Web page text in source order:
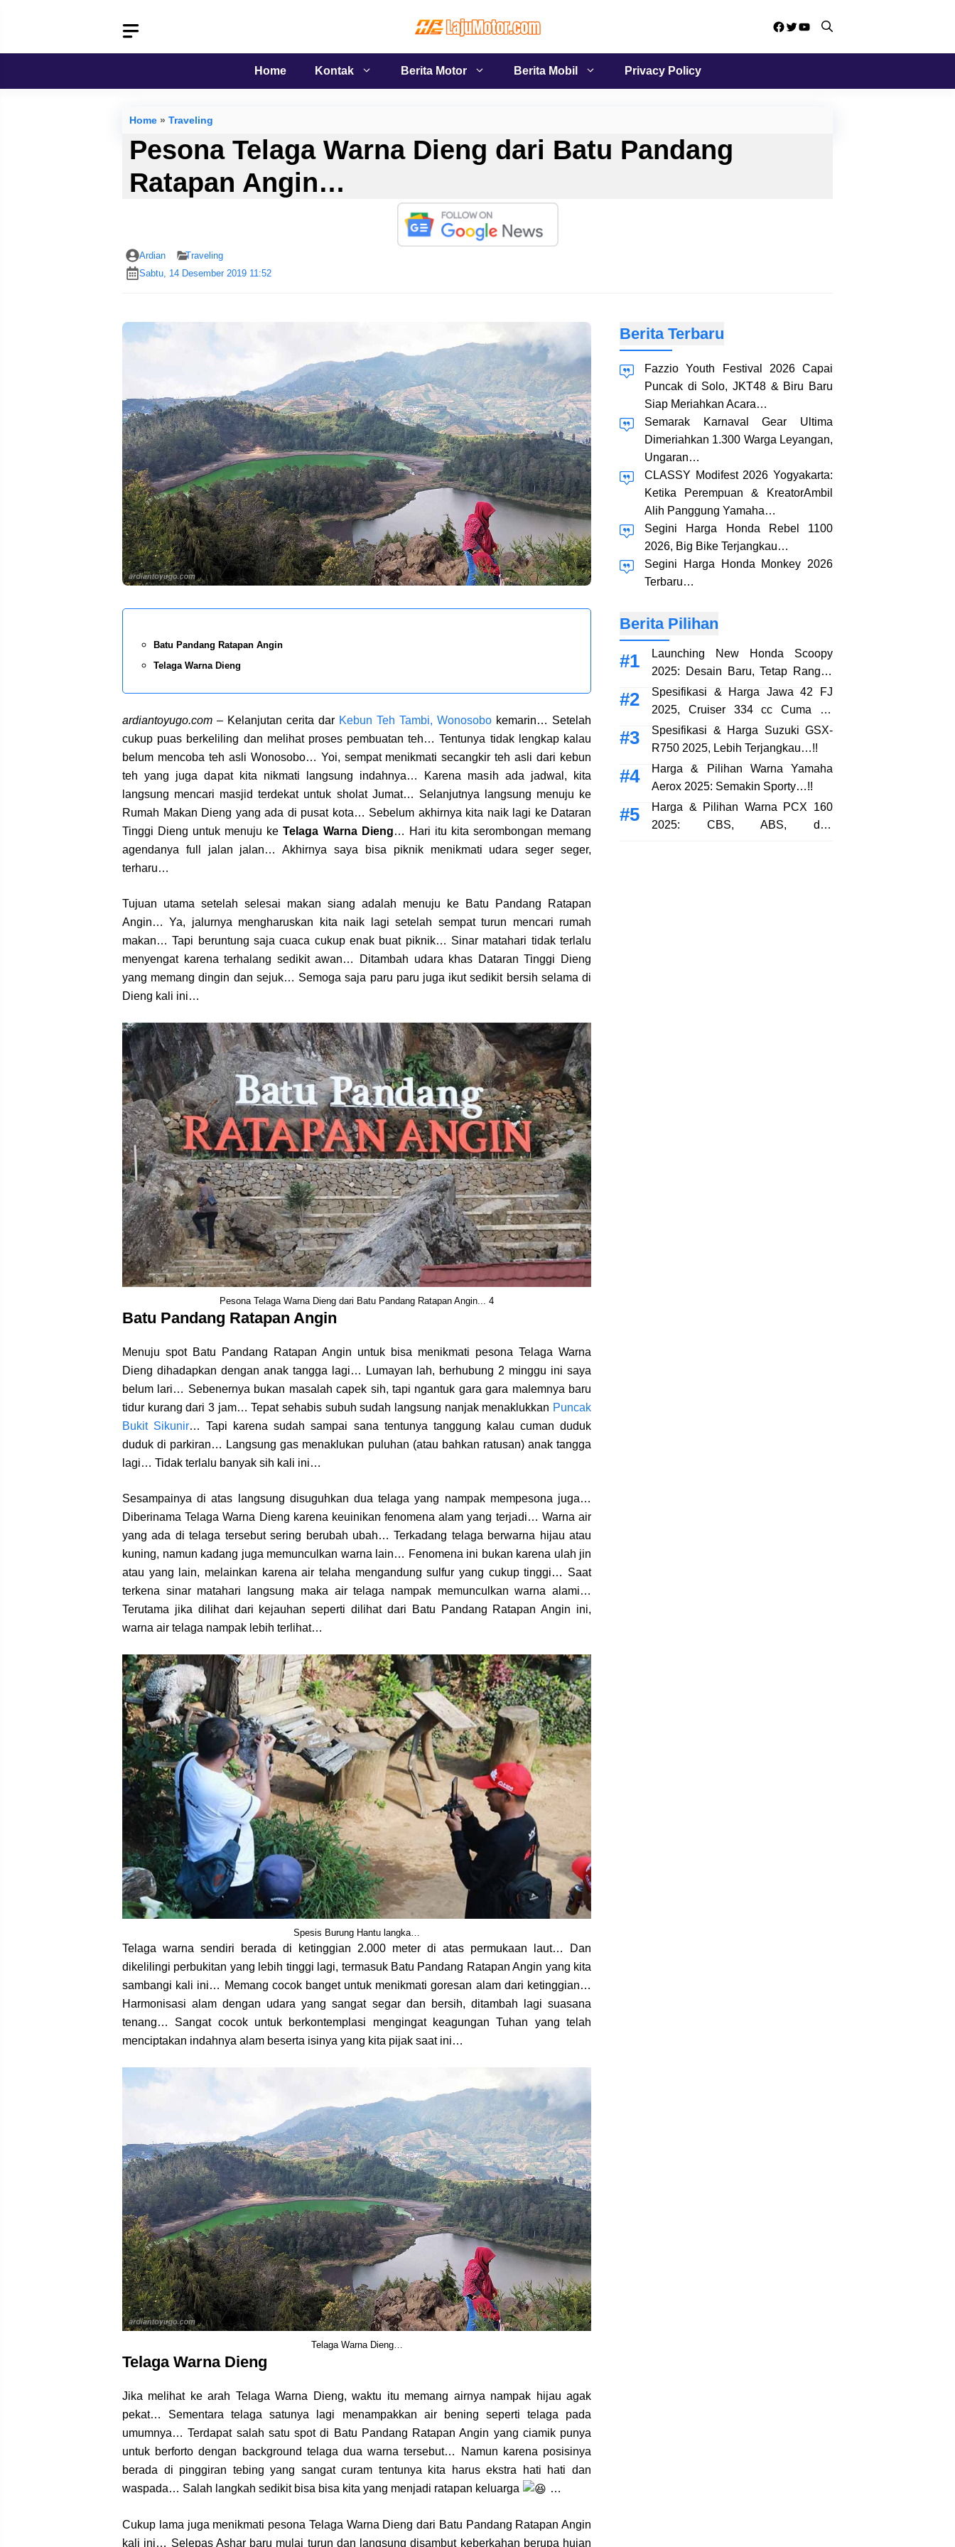
Facebook
Twitter
YouTube
Home Kontak Berita Motor Berita Mobil Privacy Policy
Home » Traveling
Pesona Telaga Warna Dieng dari Batu Pandang
Ratapan Angin…
Ardian
Traveling
Sabtu, 14 Desember 2019 11:52
Batu Pandang Ratapan Angin
Telaga Warna Dieng
ardiantoyugo.com – Kelanjutan cerita dar Kebun Teh Tambi, Wonosobo kemarin… Setelah
cukup puas berkeliling dan melihat proses pembuatan teh… Tentunya tidak lengkap kalau
belum mencoba teh asli Wonosobo… Yoi, sempat menikmati secangkir teh asli dari kebun
teh yang juga dapat kita nikmati langsung indahnya… Karena masih ada jadwal, kita
langsung mencari masjid terdekat untuk sholat Jumat… Selanjutnya langsung menuju ke
Rumah Makan Dieng yang ada di pusat kota… Sebelum akhirnya kita naik lagi ke Dataran
Tinggi Dieng untuk menuju keTelaga Warna Dieng… Hari itu kita serombongan memang
agendanya full jalan jalan… Akhirnya saya bisa piknik menikmati udara seger seger,
terharu…
Tujuan utama setelah selesai makan siang adalah menuju ke Batu Pandang Ratapan
Angin… Ya, jalurnya mengharuskan kita naik lagi setelah sempat turun mencari rumah
makan… Tapi beruntung saja cuaca cukup enak buat piknik… Sinar matahari tidak terlalu
menyengat karena terhalang sedikit awan… Ditambah udara khas Dataran Tinggi Dieng
yang memang dingin dan sejuk… Semoga saja paru paru juga ikut sedikit bersih selama di
Dieng kali ini…
Pesona Telaga Warna Dieng dari Batu Pandang Ratapan Angin... 4
Batu Pandang Ratapan Angin
Menuju spot Batu Pandang Ratapan Angin untuk bisa menikmati pesona Telaga Warna
Dieng dihadapkan dengan anak tangga lagi… Lumayan lah, berhubung 2 minggu ini saya
belum lari… Sebenernya bukan masalah capek sih, tapi ngantuk gara gara malemnya baru
tidur kurang dari 3 jam… Tepat sehabis subuh sudah langsung nanjak menaklukkan Puncak
Bukit Sikunir… Tapi karena sudah sampai sana tentunya tanggung kalau cuman duduk
duduk di parkiran… Langsung gas menaklukan puluhan (atau bahkan ratusan) anak tangga
lagi… Tidak terlalu banyak sih kali ini…
Sesampainya di atas langsung disuguhkan dua telaga yang nampak mempesona juga…
Diberinama Telaga Warna Dieng karena keuinikan fenomena alam yang terjadi… Warna air
yang ada di telaga tersebut sering berubah ubah… Terkadang telaga berwarna hijau atau
kuning, namun kadang juga memunculkan warna lain… Fenomena ini bukan karena ulah jin
atau yang lain, melainkan karena air telaha mengandung sulfur yang cukup tinggi… Saat
terkena sinar matahari langsung maka air telaga nampak memunculkan warna alami…
Terutama jika dilihat dari kejauhan seperti dilihat dari Batu Pandang Ratapan Angin ini,
warna air telaga nampak lebih terlihat…
Spesis Burung Hantu langka…
Telaga warna sendiri berada di ketinggian 2.000 meter di atas permukaan laut… Dan
dikelilingi perbukitan yang lebih tinggi lagi, termasuk Batu Pandang Ratapan Angin yang kita
sambangi kali ini… Memang cocok banget untuk menikmati goresan alam dari ketinggian…
Harmonisasi alam dengan udara yang sangat segar dan bersih, ditambah lagi suasana
tenang… Sangat cocok untuk berkontemplasi mengingat keagungan Tuhan yang telah
menciptakan indahnya alam beserta isinya yang kita pijak saat ini…
Telaga Warna Dieng…
Telaga Warna Dieng
Jika melihat ke arah Telaga Warna Dieng, waktu itu memang airnya nampak hijau agak
pekat… Sementara telaga satunya lagi menampakkan air bening seperti telaga pada
umumnya… Terdapat salah satu spot di Batu Pandang Ratapan Angin yang ciamik punya
untuk berforto dengan background telaga dua warna tersebut… Namun karena posisinya
berada di pinggiran tebing yang sangat curam tentunya kita harus ekstra hati hati dan
waspada… Salah langkah sedikit bisa bisa kita yang menjadi ratapan keluarga
…
Cukup lama juga menikmati pesona Telaga Warna Dieng dari Batu Pandang Ratapan Angin
kali ini… Selepas Ashar baru mulai turun dan langsung disambut keberkahan berupa hujan
Berita Terbaru
Fazzio Youth Festival 2026 Capai
Puncak di Solo, JKT48 & Biru Baru
Siap Meriahkan Acara…
Semarak Karnaval Gear Ultima
Dimeriahkan 1.300 Warga Leyangan,
Ungaran…
CLASSY Modifest 2026 Yogyakarta:
Ketika Perempuan & KreatorAmbil
Alih Panggung Yamaha…
Segini Harga Honda Rebel 1100
2026, Big Bike Terjangkau…
Segini Harga Honda Monkey 2026
Terbaru…
Berita Pilihan
Launching New Honda Scoopy
2025: Desain Baru, Tetap Rangka
eSAF…!!
Spesifikasi & Harga Jawa 42 FJ
2025, Cruiser 334 cc Cuma 38
Jutaan…!!
Spesifikasi & Harga Suzuki GSX-
R750 2025, Lebih Terjangkau…!!
Harga & Pilihan Warna Yamaha
Aerox 2025: Semakin Sporty…!!
Harga & Pilihan Warna PCX 160
2025: CBS, ABS, dan